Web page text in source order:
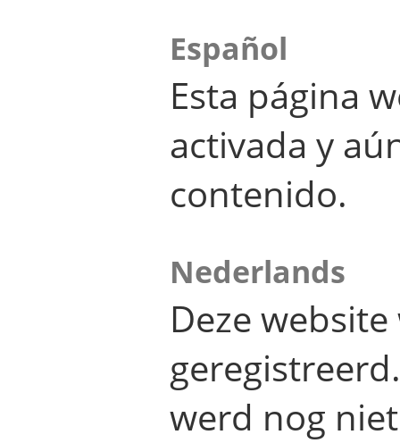
Español
Esta página
activada y
contenido.
Nederlands
Deze
werd nog